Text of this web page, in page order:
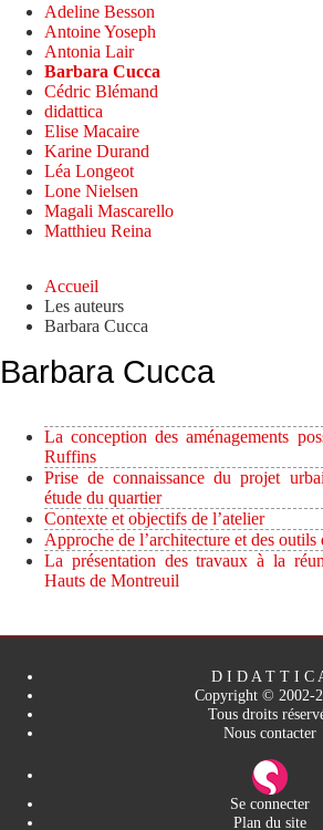
Adeline Besson
Antoine Yoseph
Antonia Lair
Barbara Cucca
Cédric Blémand
didattica
Elise Macaire
Karine Durand
Léa Longeot
Lone Nielsen
Magali Mascarello
Matthieu Reina
Accueil
Les auteurs
Barbara Cucca
Barbara Cucca
La conception des aménagements
Ruffins
Prise de connaissance du projet
étude du quartier
Contexte et objectifs de l’atelier
Approche de l’architecture et des outils
La présentation des travaux à la
Hauts de Montreuil
D I D A T T I C
Copyright © 2002-
Tous droits
Nous contacter
Se connecter
Plan du site